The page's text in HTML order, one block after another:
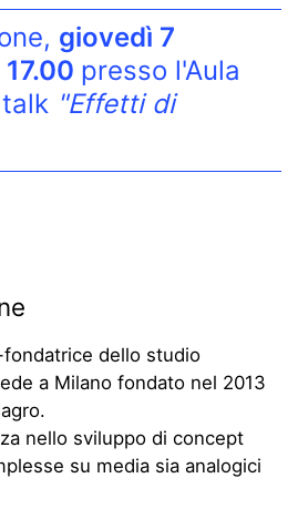
giovedì 7
presso l'Aula
"Effetti di
dello studio
a Milano fondato nel 2013
nello sviluppo di concept
su media sia analogici